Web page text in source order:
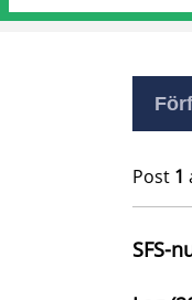
Post 1
SFS-